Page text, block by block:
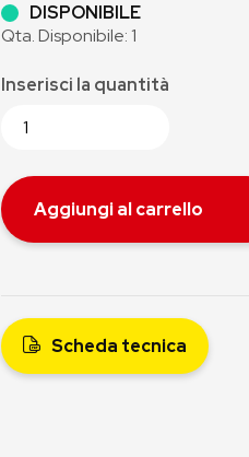
DISPONIBILE
Qta. Disponibile: 1
Inserisci la quantità
Aggiungi al carrello
Scheda tecnica